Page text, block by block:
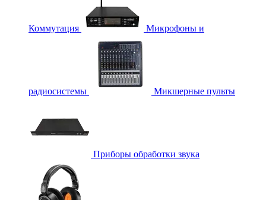
Коммутация Микрофоны и
радиосистемы Микшерные пульты
Приборы обработки звука